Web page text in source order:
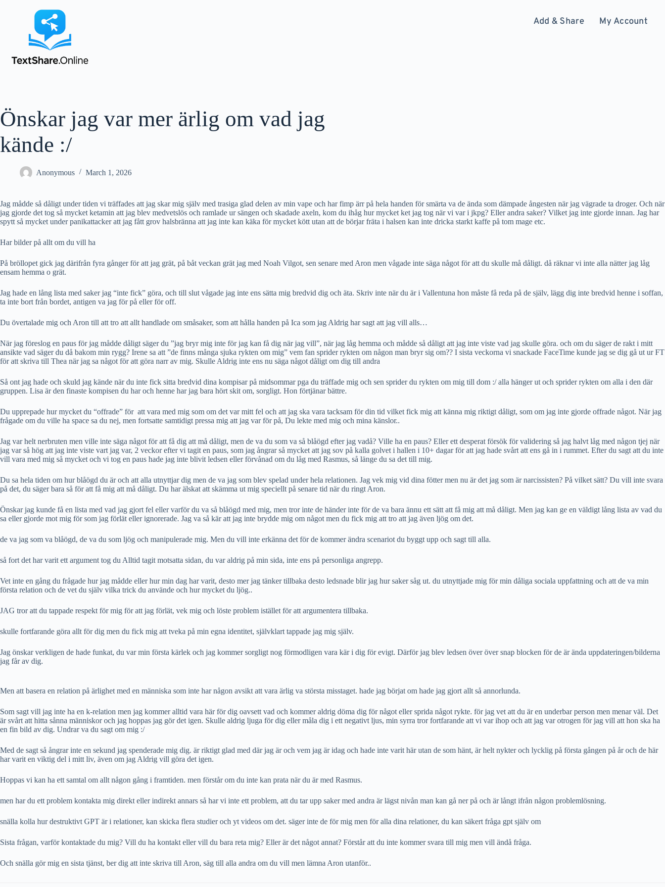
Add & Share My Account
Önskar jag var mer ärlig om vad jag
kände :/
Anonymous March 1, 2026
Jag mådde så dåligt under tiden vi träffades att jag skar mig själv med trasiga glad delen av min vape och har fimp ärr på hela handen för smärta va de ända som dämpade ångesten när jag vägrade ta droger. Och när
jag gjorde det tog så mycket ketamin att jag blev medvetslös och ramlade ur sängen och skadade axeln, kom du ihåg hur mycket ket jag tog när vi var i jkpg? Eller andra saker? Vilket jag inte gjorde innan. Jag har
spytt så mycket under panikattacker att jag fått grov halsbränna att jag inte kan käka för mycket kött utan att de börjar fräta i halsen kan inte dricka starkt kaffe på tom mage etc.
Har bilder på allt om du vill ha
På bröllopet gick jag därifrån fyra gånger för att jag grät, på båt veckan grät jag med Noah Vilgot, sen senare med Aron men vågade inte säga något för att du skulle må dåligt. då räknar vi inte alla nätter jag låg
ensam hemma o grät.
Jag hade en lång lista med saker jag “inte fick” göra, och till slut vågade jag inte ens sätta mig bredvid dig och äta. Skriv inte när du är i Vallentuna hon måste få reda på de själv, lägg dig inte bredvid henne i soffan,
ta inte bort från bordet, antigen va jag för på eller för off.
Du övertalade mig och Aron till att tro att allt handlade om småsaker, som att hålla handen på Ica som jag Aldrig har sagt att jag vill alls…
När jag föreslog en paus för jag mådde dåligt säger du ”jag bryr mig inte för jag kan få dig när jag vill”, när jag låg hemma och mådde så dåligt att jag inte viste vad jag skulle göra. och om du säger de rakt i mitt
ansikte vad säger du då bakom min rygg? Irene sa att ”de finns många sjuka rykten om mig” vem fan sprider rykten om någon man bryr sig om?? I sista veckorna vi snackade FaceTime kunde jag se dig gå ut ur FT
för att skriva till Thea när jag sa något för att göra narr av mig. Skulle Aldrig inte ens nu säga något dåligt om dig till andra
Så ont jag hade och skuld jag kände när du inte fick sitta bredvid dina kompisar på midsommar pga du träffade mig och sen sprider du rykten om mig till dom :/ alla hänger ut och sprider rykten om alla i den där
gruppen. Lisa är den finaste kompisen du har och henne har jag bara hört skit om, sorgligt. Hon förtjänar bättre.
Du upprepade hur mycket du “offrade” för att vara med mig som om det var mitt fel och att jag ska vara tacksam för din tid vilket fick mig att känna mig riktigt dåligt, som om jag inte gjorde offrade något. När jag
frågade om du ville ha space sa du nej, men fortsatte samtidigt pressa mig att jag var för på, Du lekte med mig och mina känslor..
Jag var helt nerbruten men ville inte säga något för att få dig att må dåligt, men de va du som va så blåögd efter jag vadå? Ville ha en paus? Eller ett desperat försök för validering så jag halvt låg med någon tjej när
jag var så hög att jag inte viste vart jag var, 2 veckor efter vi tagit en paus, som jag ångrar så mycket att jag sov på kalla golvet i hallen i 10+ dagar för att jag hade svårt att ens gå in i rummet. Efter du sagt att du inte
vill vara med mig så mycket och vi tog en paus hade jag inte blivit ledsen eller förvånad om du låg med Rasmus, så länge du sa det till mig.
Du sa hela tiden om hur blåögd du är och att alla utnyttjar dig men de va jag som blev spelad under hela relationen. Jag vek mig vid dina fötter men nu är det jag som är narcissisten? På vilket sätt? Du vill inte svara
på det, du säger bara så för att få mig att må dåligt. Du har älskat att skämma ut mig speciellt på senare tid när du ringt Aron.
Önskar jag kunde få en lista med vad jag gjort fel eller varför du va så blåögd med mig, men tror inte de händer inte för de va bara ännu ett sätt att få mig att må dåligt. Men jag kan ge en väldigt lång lista av vad du
sa eller gjorde mot mig för som jag förlät eller ignorerade. Jag va så kär att jag inte brydde mig om något men du fick mig att tro att jag även ljög om det.
de va jag som va blåögd, de va du som ljög och manipulerade mig. Men du vill inte erkänna det för de kommer ändra scenariot du byggt upp och sagt till alla.
så fort det har varit ett argument tog du Alltid tagit motsatta sidan, du var aldrig på min sida, inte ens på personliga angrepp.
Vet inte en gång du frågade hur jag mådde eller hur min dag har varit, desto mer jag tänker tillbaka desto ledsnade blir jag hur saker såg ut. du utnyttjade mig för min dåliga sociala uppfattning och att de va min
första relation och de vet du själv vilka trick du använde och hur mycket du ljög..
JAG tror att du tappade respekt för mig för att jag förlät, vek mig och löste problem istället för att argumentera tillbaka.
skulle fortfarande göra allt för dig men du fick mig att tveka på min egna identitet, självklart tappade jag mig själv.
Jag önskar verkligen de hade funkat, du var min första kärlek och jag kommer sorgligt nog förmodligen vara kär i dig för evigt. Därför jag blev ledsen över över snap blocken för de är ända uppdateringen/bilderna
jag får av dig.
Men att basera en relation på ärlighet med en människa som inte har någon avsikt att vara ärlig va största misstaget. hade jag börjat om hade jag gjort allt så annorlunda.
Som sagt vill jag inte ha en k-relation men jag kommer alltid vara här för dig oavsett vad och kommer aldrig döma dig för något eller sprida något rykte. för jag vet att du är en underbar person men menar väl. Det
är svårt att hitta sånna människor och jag hoppas jag gör det igen. Skulle aldrig ljuga för dig eller måla dig i ett negativt ljus, min syrra tror fortfarande att vi var ihop och att jag var otrogen för jag vill att hon ska ha
en fin bild av dig. Undrar va du sagt om mig :/
Med de sagt så ångrar inte en sekund jag spenderade mig dig. är riktigt glad med där jag är och vem jag är idag och hade inte varit här utan de som hänt, är helt nykter och lycklig på första gången på år och de här
har varit en viktig del i mitt liv, även om jag Aldrig vill göra det igen.
Hoppas vi kan ha ett samtal om allt någon gång i framtiden. men förstår om du inte kan prata när du är med Rasmus.
men har du ett problem kontakta mig direkt eller indirekt annars så har vi inte ett problem, att du tar upp saker med andra är lägst nivån man kan gå ner på och är långt ifrån någon problemlösning.
snälla kolla hur destruktivt GPT är i relationer, kan skicka flera studier och yt videos om det. säger inte de för mig men för alla dina relationer, du kan säkert fråga gpt själv om
Sista frågan, varför kontaktade du mig? Vill du ha kontakt eller vill du bara reta mig? Eller är det något annat? Förstår att du inte kommer svara till mig men vill ändå fråga.
Och snälla gör mig en sista tjänst, ber dig att inte skriva till Aron, säg till alla andra om du vill men lämna Aron utanför..